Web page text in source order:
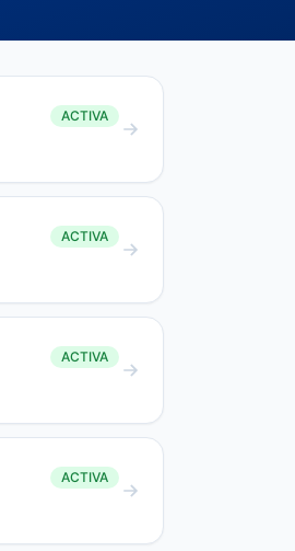
ACTIVA
ACTIVA
ACTIVA
ACTIVA